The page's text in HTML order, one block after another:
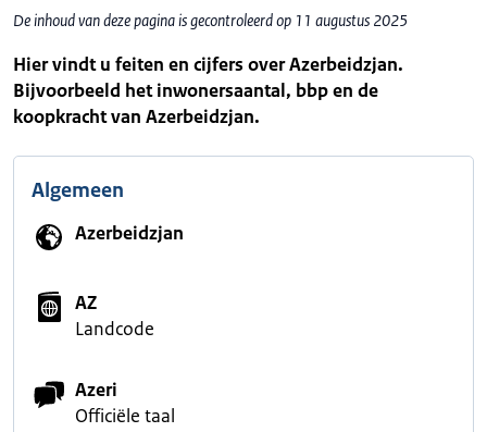
De inhoud van deze pagina is gecontroleerd op 11 augustus 2025
Hier vindt u feiten en cijfers over Azerbeidzjan.
Bijvoorbeeld het inwonersaantal, bbp en de
koopkracht van Azerbeidzjan.
Algemeen
Azerbeidzjan
AZ
Landcode
Azeri
Officiële taal